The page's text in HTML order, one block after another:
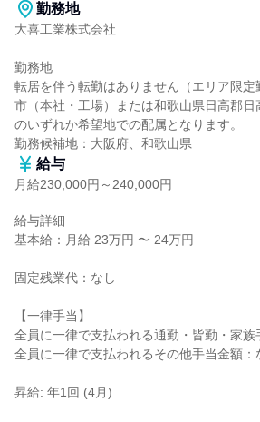
勤務地
大喜工業株式会社
勤務地
転居を伴う転勤はありません（エリア限定
市（本社・工場）または和歌山県日高郡日
のいずれか希望地での配属となります。
勤務候補地：大阪府、和歌山県
給与
月給230,000円～240,000円
給与詳細
基本給：月給 23万円 〜 24万円
固定残業代：なし
【一律手当】
全員に一律で支払われる通勤・皆勤・家族
全員に一律で支払われるその他手当金額：
昇給: 年1回 (4月)